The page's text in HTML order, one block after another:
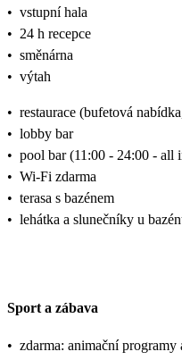
• vstupní hala
• 24 h recepce
• směnárna
• výtah
• restaurace (bufetová
• lobby bar
• pool bar (11:00 - 24:00 - all
• Wi-Fi zdarma
• terasa s bazénem
• lehátka a slunečníky u
Sport a zábava
• zdarma: animační